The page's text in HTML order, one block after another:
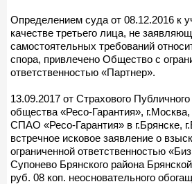
Определением суда от 08.12.2016 к
качестве третьего лица, не
самостоятельных требований
спора, привлечено Общество с
ответственностью «Партнер».
13.09.2017 от Страхового
общества «Ресо-Гарантия»,
СПАО «Ресо-Гарантия» в г.Брянске,
встречное исковое заявление о
ограниченной ответственностью
Супонево Брянского района
руб. 08 коп. неосновательного